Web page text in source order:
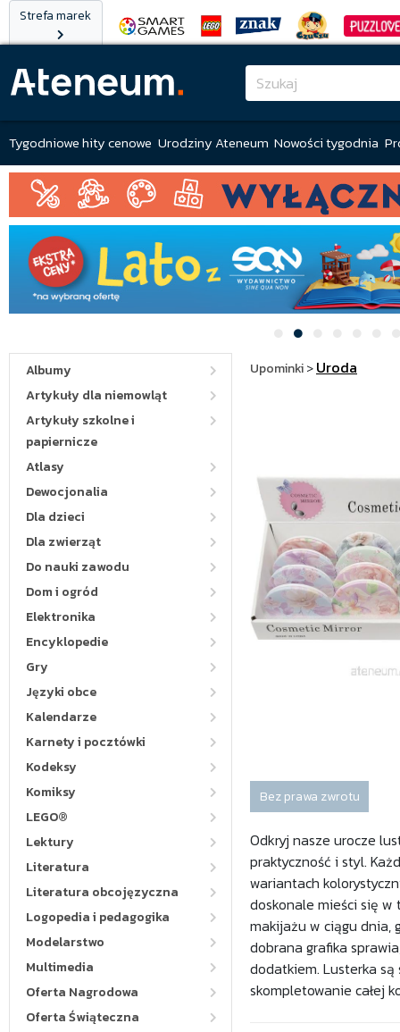
Strefa marek
Tygodniowe hity cenowe Urodziny Ateneum Nowości tygodnia
Albumy
Artykuły dla niemowląt
Artykuły szkolne i
papiernicze
Atlasy
Dewocjonalia
Dla dzieci
Dla zwierząt
Do nauki zawodu
Dom i ogród
Elektronika
Encyklopedie
Gry
Języki obce
Kalendarze
Karnety i pocztówki
Kodeksy
Komiksy
LEGO®
Lektury
Literatura
Literatura obcojęzyczna
Logopedia i pedagogika
Modelarstwo
Multimedia
Oferta Nagrodowa
Oferta Świąteczna
Upominki>Uroda
Bez prawa zwrotu
Odkryj nasze urocze
praktyczność i styl.
wariantach
doskonale mieści się
makijażu w ciągu dnia,
dobrana grafika
dodatkiem. Lusterka
skompletowanie całej